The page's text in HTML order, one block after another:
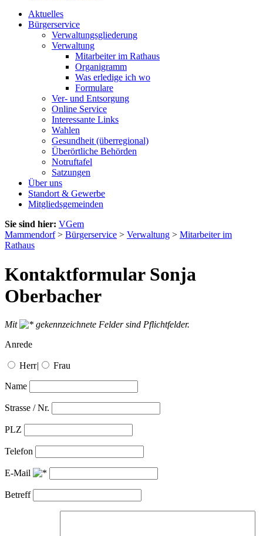
Aktuelles
Bürgerservice
Verwaltungsgliederung
Verwaltung
Mitarbeiter im Rathaus
Organigramm
Was erledige ich wo
Formulare
Ver- und Entsorgung
Online Service
Interessante Links
Wahlen
Gesundheit (überregional)
Überörtliche Behörden
Notruftafel
Satzungen
Über uns
Standort & Gewerbe
Mitgliedsgemeinden
Sie sind hier: VGem
Mammendorf> Bürgerservice > Verwaltung > Mitarbeiter im
Rathaus
Kontaktformular Sonja
Oberbacher
Mit
gekennzeichnete Felder sind Pflichtfelder.
Anrede
Herr| Frau
Name
Strasse / Nr.
PLZ
Telefon
E-Mail
Betreff